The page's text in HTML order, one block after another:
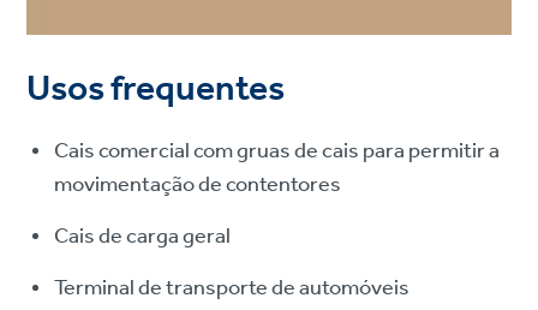
Usos frequentes
Cais comercial com gruas de cais para permitir a
movimentação de contentores
Cais de carga geral
Terminal de transporte de automóveis